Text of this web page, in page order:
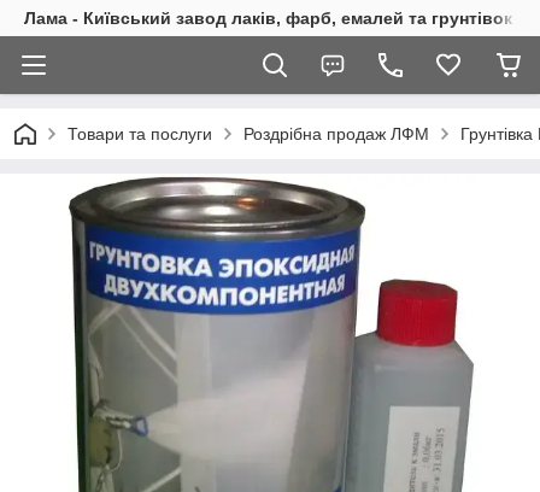
Лама - Київський завод лаків, фарб, емалей та грунтівок
Товари та послуги Роздрібна продаж ЛФМ